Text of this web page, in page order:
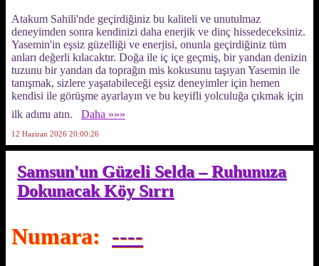
Atakum Sahili'nde geçirdiğiniz bu kaliteli ve unutulmaz
deneyimden sonra kendinizi daha enerjik ve dinç hissedeceksiniz.
Yasemin'in eşsiz güzelliği ve enerjisi, onunla geçirdiğiniz tüm
anları değerli kılacaktır. Doğa ile iç içe geçmiş, bir yandan denizin
tuzunu bir yandan da toprağın mis kokusunu taşıyan Yasemin ile
tanışmak, sizlere yaşatabileceği eşsiz deneyimler için hemen
kendisi ile görüşme ayarlayın ve bu keyifli yolculuğa çıkmak için
ilk adımı atın.
Daha »»»
12 Haziran 2026 20:00:26
Samsun'un Güzeli Selda – Ruhunuza
Dokunacak Köy Sırrı
Numara: ----